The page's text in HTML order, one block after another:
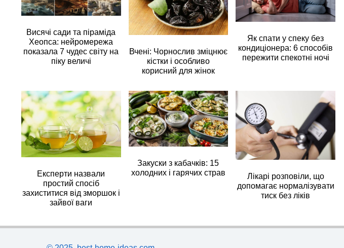
Висячі сади та піраміда
Хеопса: нейромережа
показала 7 чудес світу на
піку величі
Вчені: Чорнослив зміцнює
кістки і особливо
корисний для жінок
Як спати у спеку без
кондиціонера: 6 способів
пережити спекотні ночі
Експерти назвали
простий спосіб
захиститися від зморшок і
зайвої ваги
Закуски з кабачків: 15
холодних і гарячих страв
Лікарі розповіли, що
допомагає нормалізувати
тиск без ліків